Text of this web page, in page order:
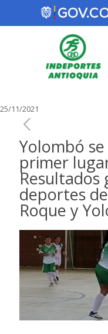
25/11/2021
Yolombó
primer
Resultados
deportes
Roque y